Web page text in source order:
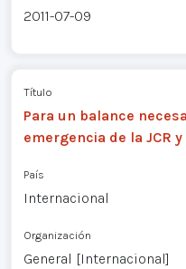
2011-07-09
Título
Para un balance
emergencia de la JCR
País
Internacional
Organización
General [Internacional]